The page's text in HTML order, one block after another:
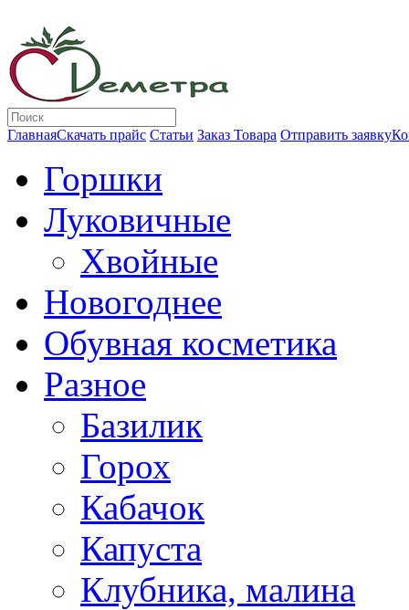
ГлавнаяСкачать прайс Статьи Заказ Товара Отправить заявку
Горшки
Луковичные
Хвойные
Новогоднее
Обувная косметика
Разное
Базилик
Горох
Кабачок
Капуста
Клубника, малина